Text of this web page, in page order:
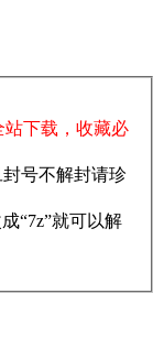
站下载，收藏必
号不解封请珍
“7z”就可以解